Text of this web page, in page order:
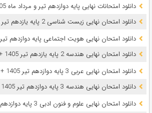
دانلود امتحانات نهایی پایه دوازدهم تیر و مرداد ماه 1405
دانلود امتحان نهایی زیست شناسی 2 پایه یازدهم تیر 1405 + پاسخ
دانلود امتحان نهایی هویت اجتماعی پایه دوازدهم تیر 1405 + پاسخ
دانلود امتحان نهایی هندسه 2 پایه یازدهم تیر 1405 + پاسخ
دانلود امتحان نهایی عربی 3 پایه دوازدهم تیر 1405 + پاسخ
دانلود امتحان نهایی هندسه 3 پایه دوازدهم تیر 1405
دانلود امتحان نهایی علوم و فنون ادبی 3 پایه دوازدهم تیر 1405